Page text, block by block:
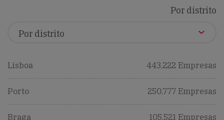
Por distrito
Lisboa 443,222 Empresas
Porto 250,777 Empresas
Braga 105,521 Empresas